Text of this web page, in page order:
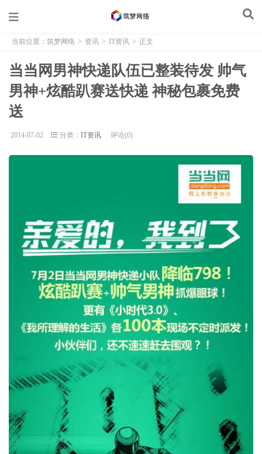
当前位置： 筑梦网络 > 资讯 > IT资讯 > 正文
当当网男神快递队伍已整装待发 帅气
男神+炫酷趴赛送快递 神秘包裹免费
送
2014-07-02 分类： IT资讯 评论(0)